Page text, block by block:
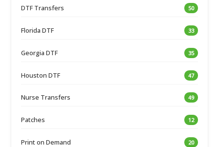
DTF Transfers 50
Florida DTF 33
Georgia DTF 35
Houston DTF 47
Nurse Transfers 49
Patches 12
Print on Demand 20